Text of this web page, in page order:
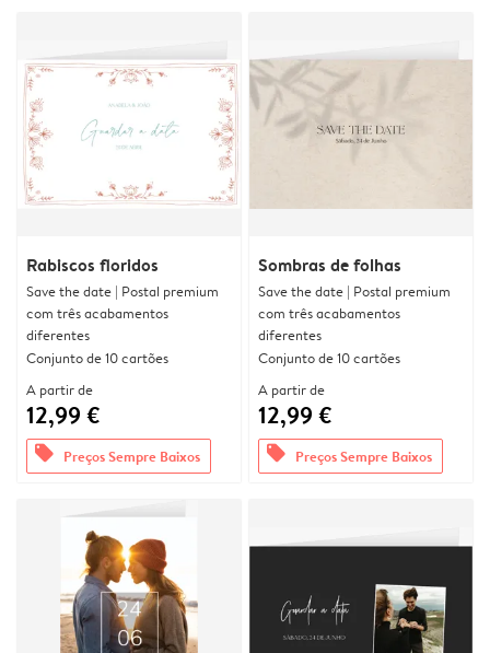
Rabiscos floridos
Save the date | Postal premium
com três acabamentos
diferentes
Conjunto de 10 cartões
A partir de
12,99 €
offers Preços Sempre Baixos
Sombras de folhas
Save the date | Postal premium
com três acabamentos
diferentes
Conjunto de 10 cartões
A partir de
12,99 €
offers Preços Sempre Baixos